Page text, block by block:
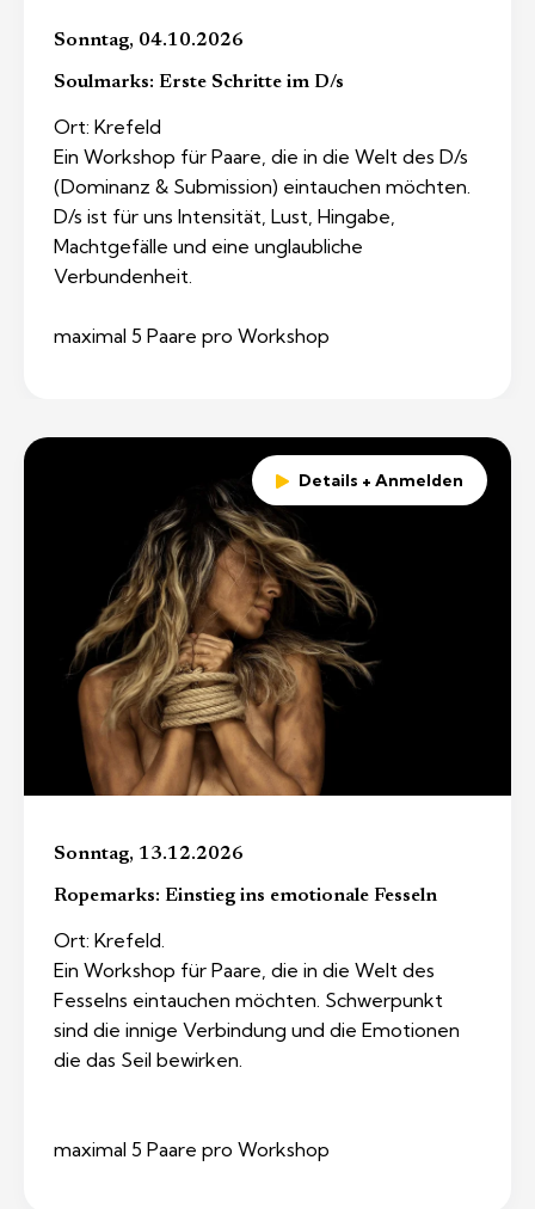
Sonntag, 04.10.2026
Soulmarks: Erste Schritte im D/s
Ort: Krefeld
Ein Workshop für Paare, die in die Welt des D/s
(Dominanz & Submission) eintauchen möchten.
D/s ist für uns Intensität, Lust, Hingabe,
Machtgefälle und eine unglaubliche
Verbundenheit.
maximal 5 Paare pro Workshop
Details + Anmelden
Sonntag, 13.12.2026
Ropemarks: Einstieg ins emotionale Fesseln
Ort: Krefeld.
Ein Workshop für Paare, die in die Welt des
Fesselns eintauchen möchten. Schwerpunkt
sind die innige Verbindung und die Emotionen
die das Seil bewirken.
maximal 5 Paare pro Workshop